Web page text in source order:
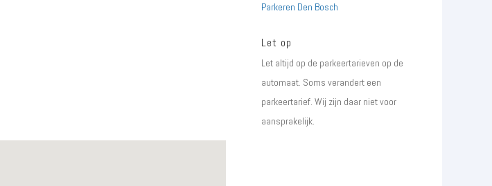
Parkeren Den Bosch
Let op
Let altijd op de parkeertarieven op de
automaat. Soms verandert een
parkeertarief. Wij zijn daar niet voor
aansprakelijk.